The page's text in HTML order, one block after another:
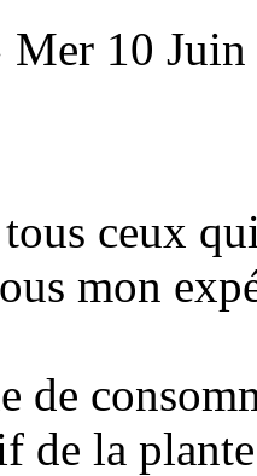
Mer 10
ceux
mon
de
de la